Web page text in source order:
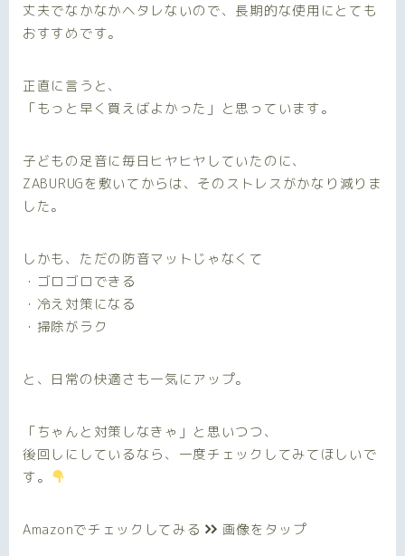
丈夫でなかなかヘタレないので、長期的な使用にとても
おすすめです。
正直に言うと、
「もっと早く買えばよかった」と思っています。
子どもの足音に毎日ヒヤヒヤしていたのに、
ZABURUGを敷いてからは、そのストレスがかなり減りま
した。
しかも、ただの防音マットじゃなくて
・ゴロゴロできる
・冷え対策になる
・掃除がラク
と、日常の快適さも一気にアップ。
「ちゃんと対策しなきゃ」と思いつつ、
後回しにしているなら、一度チェックしてみてほしいで
す。
Amazonでチェックしてみる 画像をタップ